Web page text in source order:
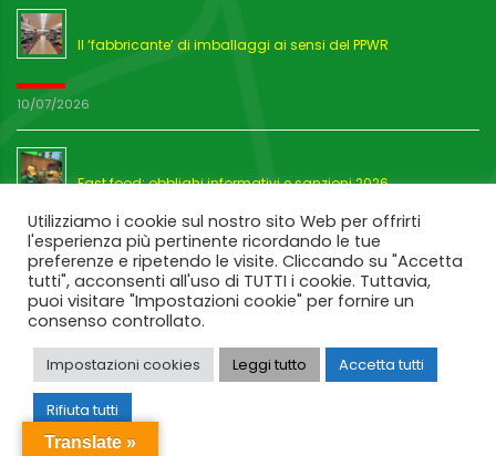
Il ‘fabbricante’ di imballaggi ai sensi del PPWR
10/07/2026
Fast food: obblighi informativi e sanzioni 2026
03/07/2026
Utilizziamo i cookie sul nostro sito Web per offrirti
l'esperienza più pertinente ricordando le tue
preferenze e ripetendo le visite. Cliccando su "Accetta
tutti", acconsenti all'uso di TUTTI i cookie. Tuttavia,
puoi visitare "Impostazioni cookie" per fornire un
consenso controllato.
Impostazioni cookies Leggi tutto Accetta tutti
Rifiuta tutti
Translate »